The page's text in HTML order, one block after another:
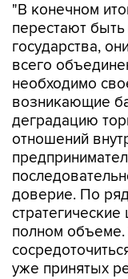
"В конечном
перестают
государства,
всего
необходимо
возникающие
деградацию
отношений
доверие. По
полном объеме.
уже принятых